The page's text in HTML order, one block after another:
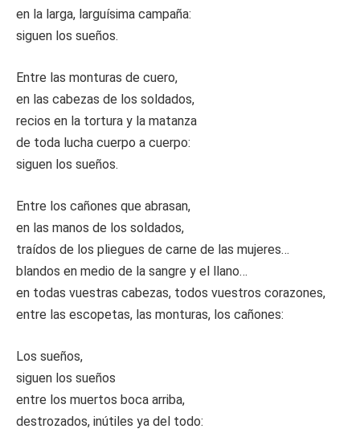
en la larga, larguísima campaña:
siguen los sueños.
Entre las monturas de cuero,
en las cabezas de los soldados,
recios en la tortura y la matanza
de toda lucha cuerpo a cuerpo:
siguen los sueños.
Entre los cañones que abrasan,
en las manos de los soldados,
traídos de los pliegues de carne de las mujeres…
blandos en medio de la sangre y el llano…
en todas vuestras cabezas, todos vuestros corazones,
entre las escopetas, las monturas, los cañones:
Los sueños,
siguen los sueños
entre los muertos boca arriba,
destrozados, inútiles ya del todo: